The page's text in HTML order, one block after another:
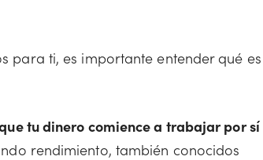
para ti, es importante entender qué es
tu dinero comience a trabajar por sí
rendimiento, también conocidos